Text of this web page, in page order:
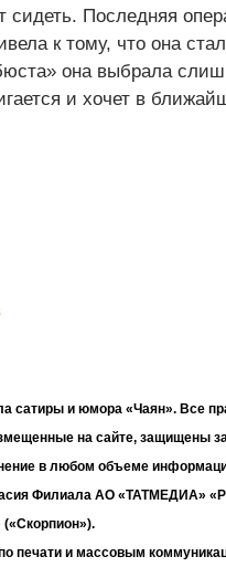
сидеть. Последняя
к тому, что она
она выбрала
и хочет в
сатиры и юмора «Чаян». Все
на сайте, защищены
в любом объеме
Филиала АО «ТАТМЕДИА»
(«Скорпион»).
печати и массовым